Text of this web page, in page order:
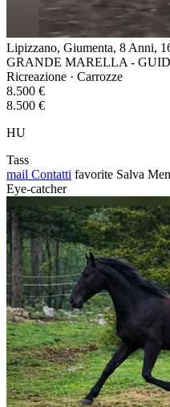
Lipizzano, Giumenta, 8 Anni,
GRANDE MARELLA -
Ricreazione · Carrozze
8.500 €
8.500 €
HU
Tass
mail Contatti favorite Salva
Eye-catcher